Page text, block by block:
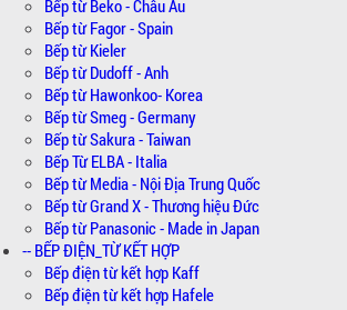
Bếp từ Beko - Châu Âu
Bếp từ Fagor - Spain
Bếp từ Kieler
Bếp từ Dudoff - Anh
Bếp từ Hawonkoo- Korea
Bếp từ Smeg - Germany
Bếp từ Sakura - Taiwan
Bếp Từ ELBA - Italia
Bếp từ Media - Nội Địa Trung Quốc
Bếp từ Grand X - Thương hiệu Đức
Bếp từ Panasonic - Made in Japan
-- BẾP ĐIỆN_TỪ KẾT HỢP
Bếp điện từ kết hợp Kaff
Bếp điện từ kết hợp Hafele